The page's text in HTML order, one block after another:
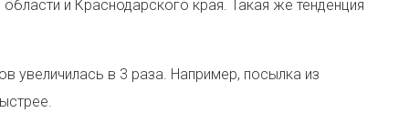
и Краснодарского края. Такая же тенденция
увеличилась в 3 раза. Например, посылка из